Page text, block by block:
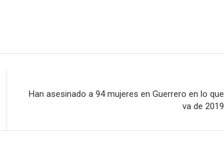
Han asesinado a 94 mujeres en Guerrero en lo que
va de 2019